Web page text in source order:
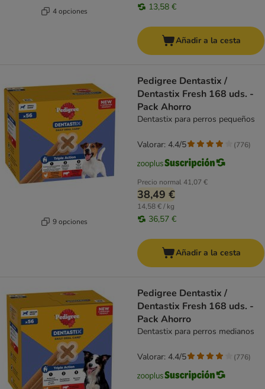
4 opciones 13,58 €
Añadir a la cesta
9 opciones
Pedigree Dentastix /
Dentastix Fresh 168 uds. -
Pack Ahorro
Dentastix para perros pequeños
Precio normal41,07 €
38,49 €
14,58 € / kg
36,57 €
Valorar: 4.4/5 (776)
Añadir a la cesta
Pedigree Dentastix /
Dentastix Fresh 168 uds. -
Pack Ahorro
Dentastix para perros medianos
Valorar: 4.4/5 (776)